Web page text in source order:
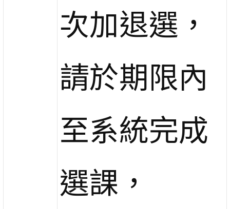
次加退選，
請於期限內
至系統完成
選課，